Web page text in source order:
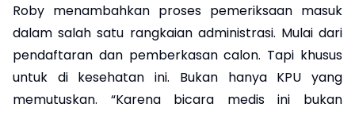
Roby menambahkan proses pemeriksaan masuk
dalam salah satu rangkaian administrasi. Mulai dari
pendaftaran dan pemberkasan calon. Tapi khusus
untuk di kesehatan ini. Bukan hanya KPU yang
memutuskan. “Karena bicara medis ini bukan